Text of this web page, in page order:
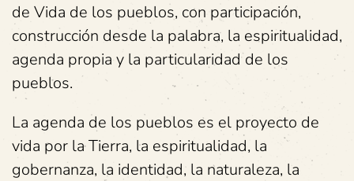
de Vida de los pueblos, con participación,
construcción desde la palabra, la espiritualidad,
agenda propia y la particularidad de los
pueblos.
La agenda de los pueblos es el proyecto de
vida por la Tierra, la espiritualidad, la
gobernanza, la identidad, la naturaleza, la